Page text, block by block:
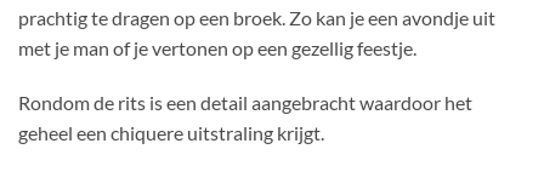
prachtig te dragen op een broek. Zo kan je een avondje uit
met je man of je vertonen op een gezellig feestje.
Rondom de rits is een detail aangebracht waardoor het
geheel een chiquere uitstraling krijgt.